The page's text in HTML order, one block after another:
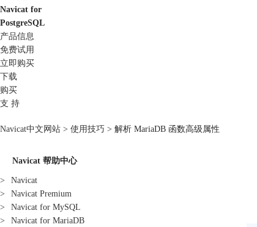
Navicat for
PostgreSQL
产品信息
免费试用
立即购买
下载
购买
支 持
Navicat中文网站 > 使用技巧 > 解析 MariaDB 函数高级属性
Navicat 帮助中心
>
Navicat
>
Navicat Premium
>
Navicat for MySQL
>
Navicat for MariaDB